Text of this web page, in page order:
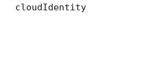
cloudIdentity